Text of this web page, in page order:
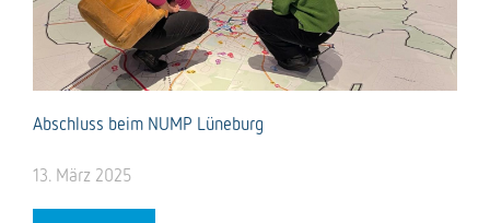
Abschluss beim NUMP Lüneburg
13. März 2025